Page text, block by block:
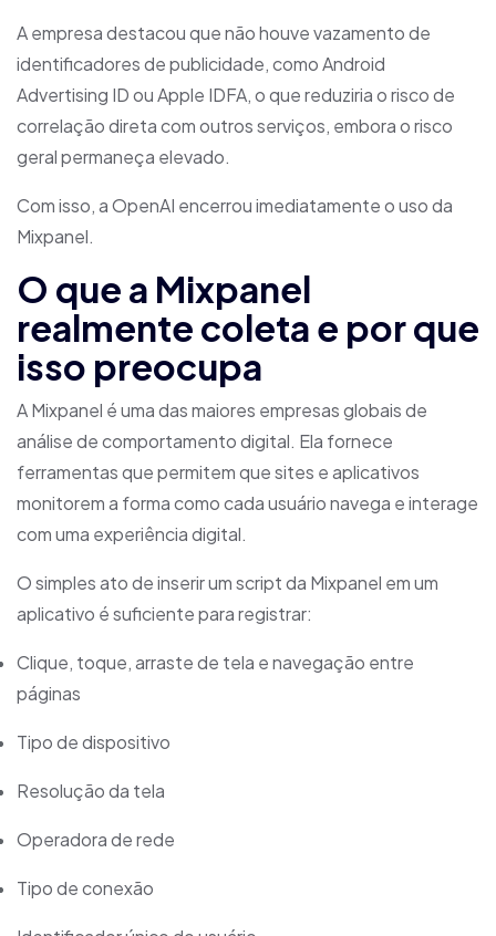
A empresa destacou que não houve vazamento de
identificadores de publicidade, como Android
Advertising ID ou Apple IDFA, o que reduziria o risco de
correlação direta com outros serviços, embora o risco
geral permaneça elevado.
Com isso, a OpenAI encerrou imediatamente o uso da
Mixpanel.
O que a Mixpanel
realmente coleta e por que
isso preocupa
A Mixpanel é uma das maiores empresas globais de
análise de comportamento digital. Ela fornece
ferramentas que permitem que sites e aplicativos
monitorem a forma como cada usuário navega e interage
com uma experiência digital.
O simples ato de inserir um script da Mixpanel em um
aplicativo é suficiente para registrar:
Clique, toque, arraste de tela e navegação entre
páginas
Tipo de dispositivo
Resolução da tela
Operadora de rede
Tipo de conexão